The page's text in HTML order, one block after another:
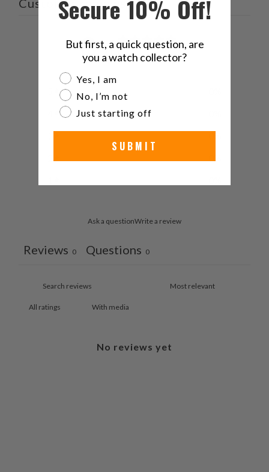
Customer reviews
0 / 50 reviews
Ask a questionWrite a review
Reviews 0 Questions 0
With media
No reviews yet
Secure 10% Off!
But first, a quick question, are
you a watch collector?
Are you a watch collector?
Yes, I am
No, I’m not
Just starting off
SUBMIT